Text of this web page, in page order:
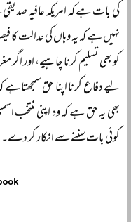
کی بات ہے کہ امریکہ عافیہ
نہیں ہے کہ یہ وہاں کی عدالت کا
کو بھی تسلیم کرنا چاہیے، اور
لیے دفاع کرنا اپنا حق سمجھتا ہے
بھی یہ حق ہے کہ وہ اپنی
کوئی بات سننے سے انکار کر دے۔